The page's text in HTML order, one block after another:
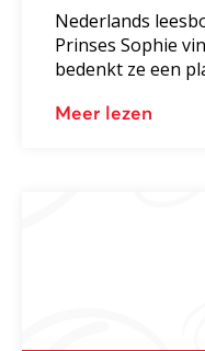
Nederlands
Prinses Sophie
bedenkt ze een
Meer lezen